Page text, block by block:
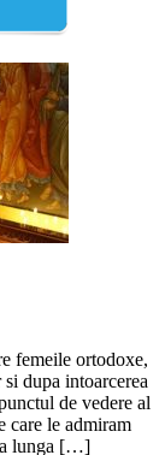
femeile ortodoxe,
dupa intoarcerea
de vedere al
care le admiram
lunga […]